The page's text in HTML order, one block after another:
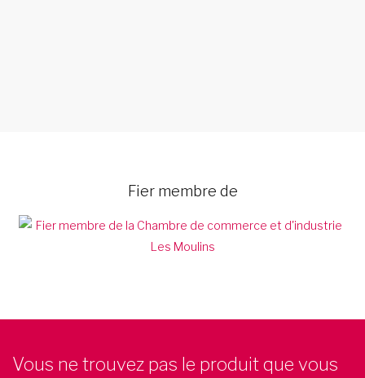
Fier membre de
Vous ne trouvez pas le produit que vous